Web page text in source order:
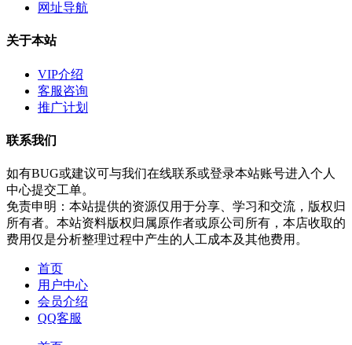
网址导航
关于本站
VIP介绍
客服咨询
推广计划
联系我们
如有BUG或建议可与我们在线联系或登录本站账号进入个人
中心提交工单。
免责申明：本站提供的资源仅用于分享、学习和交流，版权归
所有者。本站资料版权归属原作者或原公司所有，本店收取的
费用仅是分析整理过程中产生的人工成本及其他费用。
首页
用户中心
会员介绍
QQ客服